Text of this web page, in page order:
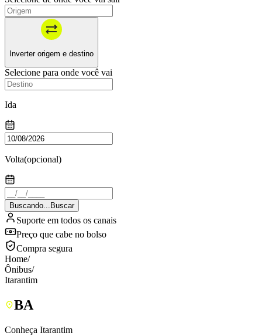
Inverter origem e destino
Selecione para onde você vai
Ida
Volta(opcional)
Buscando... Buscar
Suporte em todos os canais
Preço que cabe no bolso
Compra segura
Home/
Ônibus/
Itarantim
BA
Conheça Itarantim